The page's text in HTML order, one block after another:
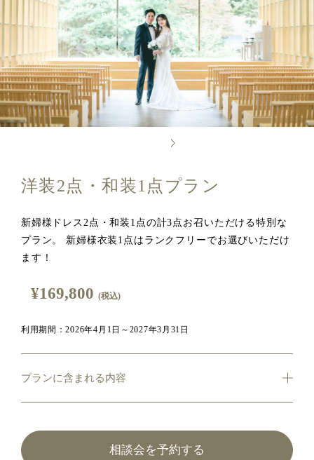
洋装2点・和装1点プラン
新婦様ドレス2点・和装1点の計3点お召いただける特別な
プラン。 新婦様衣装1点はランクフリーでお選びいただけ
ます！
¥169,800 (税込)
利用期間：2026年4月1日～2027年3月31日
プランに含まれる内容
相談会を予約する